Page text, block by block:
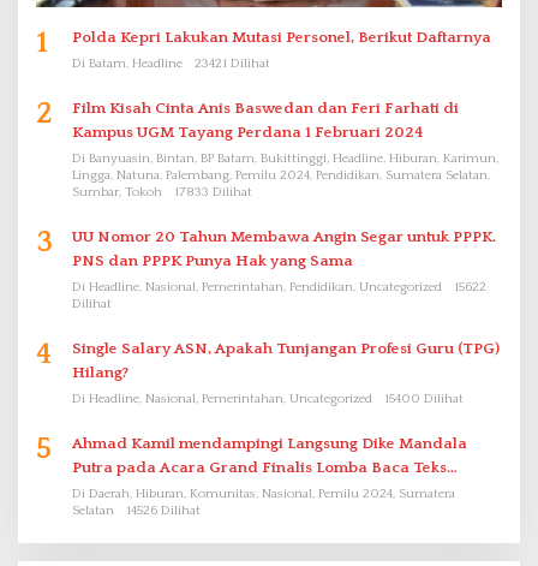
1 Polda Kepri Lakukan Mutasi Personel, Berikut Daftarnya
Di Batam, Headline 23421 Dilihat
2
Film Kisah Cinta Anis Baswedan dan Feri Farhati di
Kampus UGM Tayang Perdana 1 Februari 2024
Di Banyuasin, Bintan, BP Batam, Bukittinggi, Headline, Hiburan, Karimun,
Lingga, Natuna, Palembang, Pemilu 2024, Pendidikan, Sumatera Selatan,
Sumbar, Tokoh
17833 Dilihat
3
UU Nomor 20 Tahun Membawa Angin Segar untuk PPPK.
PNS dan PPPK Punya Hak yang Sama
Di Headline, Nasional, Pemerintahan, Pendidikan, Uncategorized
15622
Dilihat
4
Single Salary ASN, Apakah Tunjangan Profesi Guru (TPG)
Hilang?
Di Headline, Nasional, Pemerintahan, Uncategorized 15400 Dilihat
5
Ahmad Kamil mendampingi Langsung Dike Mandala
Putra pada Acara Grand Finalis Lomba Baca Teks
Proklamasi Mirip Bung Karno di Bali
Di Daerah, Hiburan, Komunitas, Nasional, Pemilu 2024, Sumatera
Selatan
14526 Dilihat